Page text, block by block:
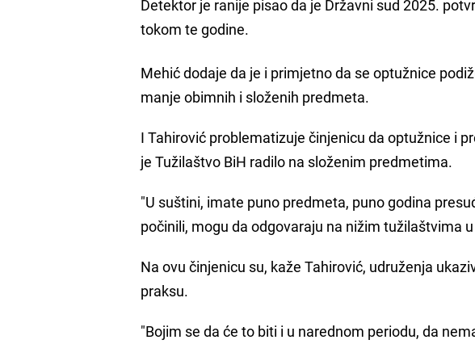
Detektor je ranije pisao da je Državni sud 2025.
tokom te godine.
Mehić dodaje da je i primjetno da se optužnice
manje obimnih i složenih predmeta.
I Tahirović problematizuje činjenicu da optužnice i
je Tužilaštvo BiH radilo na složenim predmetima.
"U suštini, imate puno predmeta, puno godina
počinili, mogu da odgovaraju na nižim tužilaštvima
Na ovu činjenicu su, kaže Tahirović, udruženja
praksu.
"Bojim se da će to biti i u narednom periodu, da